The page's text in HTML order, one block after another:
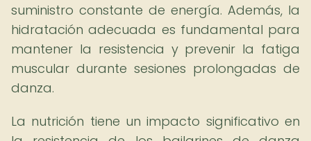
suministro constante de energía. Además, la
hidratación adecuada es fundamental para
mantener la resistencia y prevenir la fatiga
muscular durante sesiones prolongadas de
danza.
La nutrición tiene un impacto significativo en